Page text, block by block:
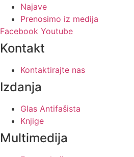
Najave
Prenosimo iz medija
Facebook Youtube
Kontakt
Kontaktirajte nas
Izdanja
Glas Antifašista
Knjige
Multimedija